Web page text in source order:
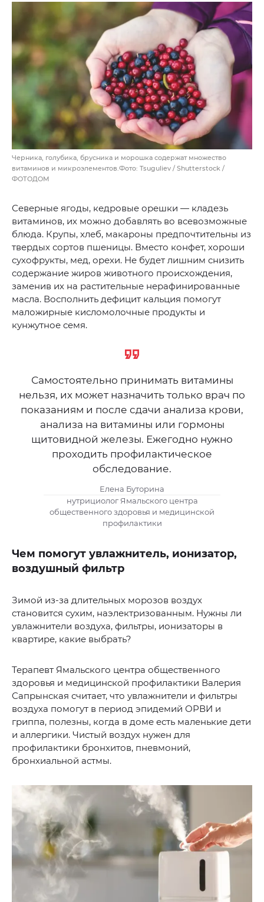
Черника, голубика, брусника и морошка содержат множество
витаминов и микроэлементов.Фото: Tsuguliev / Shutterstock /
ФОТОДОМ
Северные ягоды, кедровые орешки — кладезь
витаминов, их можно добавлять во всевозможные
блюда. Крупы, хлеб, макароны предпочтительны из
твердых сортов пшеницы. Вместо конфет, хороши
сухофрукты, мед, орехи. Не будет лишним снизить
содержание жиров животного происхождения,
заменив их на растительные нерафинированные
масла. Восполнить дефицит кальция помогут
маложирные кисломолочные продукты и
кунжутное семя.
Самостоятельно принимать витамины
нельзя, их может назначить только врач по
показаниям и после сдачи анализа крови,
анализа на витамины или гормоны
щитовидной железы. Ежегодно нужно
проходить профилактическое
обследование.
Елена Буторина
нутрициолог Ямальского центра
общественного здоровья и медицинской
профилактики
Чем помогут увлажнитель, ионизатор,
воздушный фильтр
Зимой из-за длительных морозов воздух
становится сухим, наэлектризованным. Нужны ли
увлажнители воздуха, фильтры, ионизаторы в
квартире, какие выбрать?
Терапевт Ямальского центра общественного
здоровья и медицинской профилактики Валерия
Сапрынская считает, что увлажнители и фильтры
воздуха помогут в период эпидемий ОРВИ и
гриппа, полезны, когда в доме есть маленькие дети
и аллергики. Чистый воздух нужен для
профилактики бронхитов, пневмоний,
бронхиальной астмы.